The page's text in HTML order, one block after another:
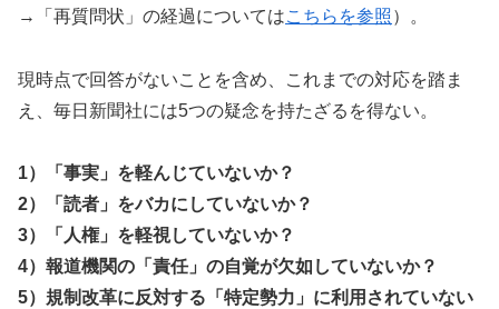
→「再質問状」の経過についてはこちらを参照）。
現時点で回答がないことを含め、これまでの対応を踏ま
え、毎日新聞社には5つの疑念を持たざるを得ない。
1）「事実」を軽んじていないか？
2）「読者」をバカにしていないか？
3）「人権」を軽視していないか？
4）報道機関の「責任」の自覚が欠如していないか？
5）規制改革に反対する「特定勢力」に利用されていない